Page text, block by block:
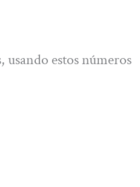
estos números